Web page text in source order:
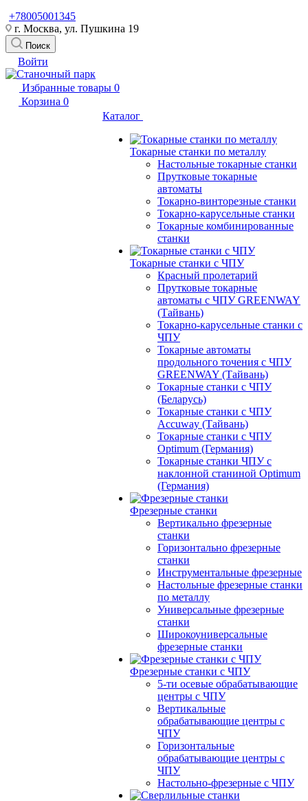
+78005001345
г. Москва, ул. Пушкина 19
Поиск
Войти
Избранные товары 0
Корзина 0
Каталог
Токарные станки по металлу
Настольные токарные станки
Прутковые токарные
автоматы
Токарно-винторезные станки
Токарно-карусельные станки
Токарные комбинированные
станки
Токарные станки с ЧПУ
Красный пролетарий
Прутковые токарные
автоматы с ЧПУ GREENWAY
(Тайвань)
Токарно-карусельные станки с
ЧПУ
Токарные автоматы
продольного точения с ЧПУ
GREENWAY (Тайвань)
Токарные станки с ЧПУ
(Беларусь)
Токарные станки с ЧПУ
Accuway (Тайвань)
Токарные станки с ЧПУ
Optimum (Германия)
Токарные станки ЧПУ с
наклонной станиной Optimum
(Германия)
Фрезерные станки
Вертикально фрезерные
станки
Горизонтально фрезерные
станки
Инструментальные фрезерные
Настольные фрезерные станки
по металлу
Универсальные фрезерные
станки
Широкоуниверсальные
фрезерные станки
Фрезерные станки с ЧПУ
5-ти осевые обрабатывающие
центры с ЧПУ
Вертикальные
обрабатывающие центры с
ЧПУ
Горизонтальные
обрабатывающие центры с
ЧПУ
Настольно-фрезерные с ЧПУ